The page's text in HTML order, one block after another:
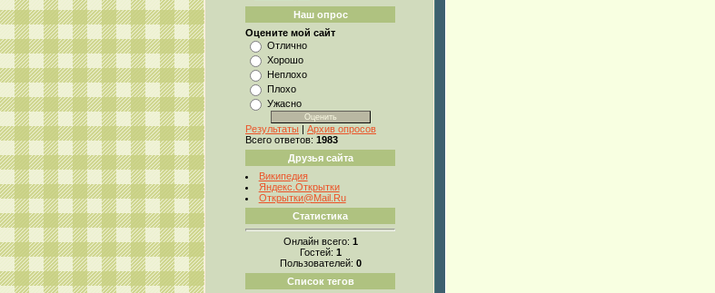
Наш опрос
Оцените мой сайт
Отлично
Хорошо
Неплохо
Плохо
Ужасно
Результаты | Архив опросов
Всего ответов: 1983
Друзья сайта
Википедия
Яндекс.Открытки
Открытки@Mail.Ru
Статистика
Онлайн всего: 1
Гостей: 1
Пользователей: 0
Список тегов